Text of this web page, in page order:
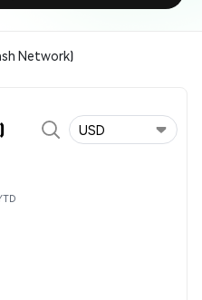
Network)
USD